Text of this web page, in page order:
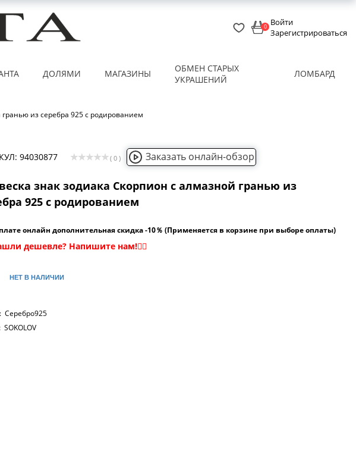
0 Войти
Зарегистрироваться
ДОЛЯМИ МАГАЗИНЫ
ОБМЕН СТАРЫХ
УКРАШЕНИЙ
ЛОМБАРД
из серебра 925 с родированием
94030877 ( 0 ) Заказать онлайн-обзор
знак зодиака Скорпион с алмазной гранью из
925 с родированием
онлайн дополнительная скидка -10％ (Применяется в корзине при выборе оплаты)
НЕТ В НАЛИЧИИ
Серебро925
SOKOLOV